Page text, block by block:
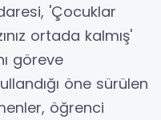
'Çocuklar
ortada kalmış'
göreve
öne sürülen
öğrenci